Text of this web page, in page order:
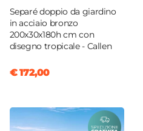
Separé doppio da giardino
in acciaio bronzo
200x30x180h cm con
disegno tropicale - Callen
€ 172,00